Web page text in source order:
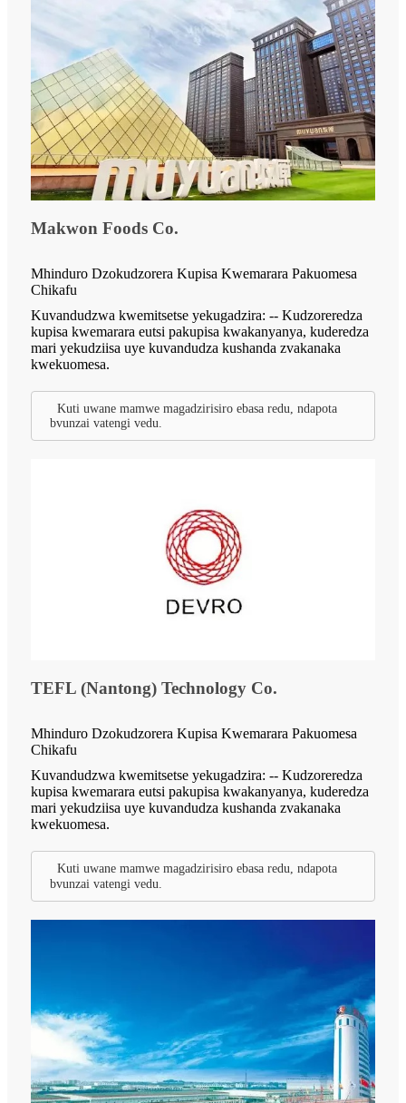
Makwon Foods Co.
Mhinduro Dzokudzorera Kupisa Kwemarara Pakuomesa
Chikafu
Kuvandudzwa kwemitsetse yekugadzira: -- Kudzoreredza
kupisa kwemarara eutsi pakupisa kwakanyanya, kuderedza
mari yekudziisa uye kuvandudza kushanda zvakanaka
kwekuomesa.
Kuti uwane mamwe magadzirisiro ebasa redu, ndapota
bvunzai vatengi vedu.
TEFL (Nantong) Technology Co.
Mhinduro Dzokudzorera Kupisa Kwemarara Pakuomesa
Chikafu
Kuvandudzwa kwemitsetse yekugadzira: -- Kudzoreredza
kupisa kwemarara eutsi pakupisa kwakanyanya, kuderedza
mari yekudziisa uye kuvandudza kushanda zvakanaka
kwekuomesa.
Kuti uwane mamwe magadzirisiro ebasa redu, ndapota
bvunzai vatengi vedu.